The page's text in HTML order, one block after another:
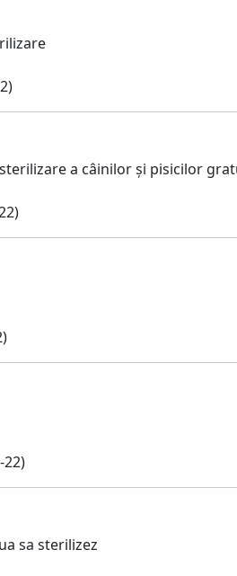
a câinilor și pisicilor
22)
sa sterilizez